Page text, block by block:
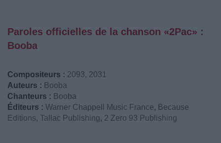
Paroles officielles de la chanson «2Pac» :
Booba
Compositeurs : 2093, 2031
Auteurs : Booba
Chanteurs : Booba
Éditeurs : Warner Chappell Music France, Because
Editions, Tallac Publishing, 2 Zero 93 Publishing